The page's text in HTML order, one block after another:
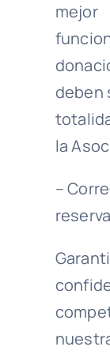
mejor
deben
la
–